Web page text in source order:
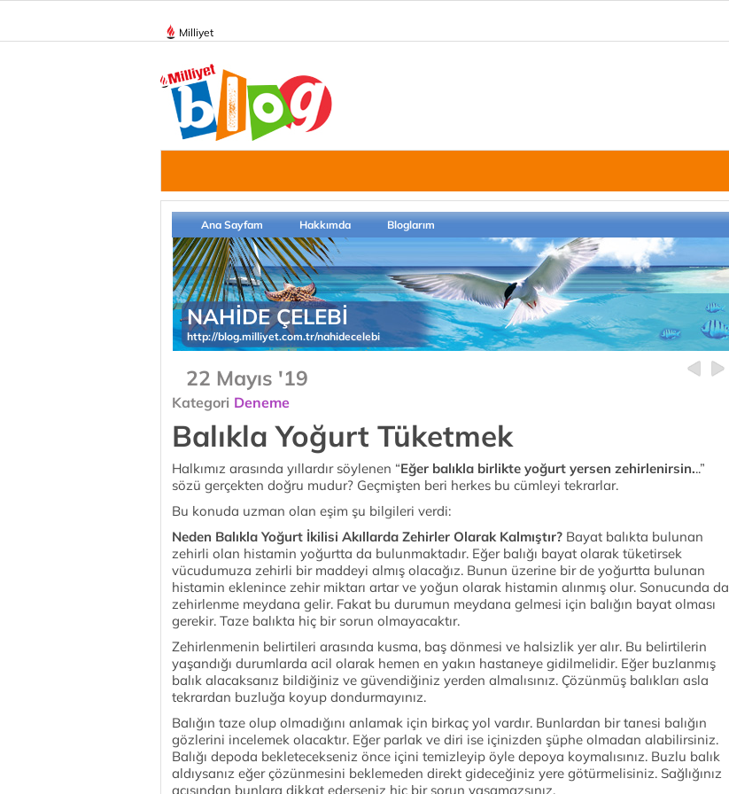
Milliyet
Ana Sayfam Hakkımda Bloglarım
NAHİDE ÇELEBİ
http://blog.milliyet.com.tr/nahidecelebi
22 Mayıs '19
Kategori Deneme
Balıkla Yoğurt Tüketmek
Halkımız arasında yıllardır söylenen “Eğer balıkla birlikte yoğurt yersen zehirlenirsin...”
sözü gerçekten doğru mudur? Geçmişten beri herkes bu cümleyi tekrarlar.
Bu konuda uzman olan eşim şu bilgileri verdi:
Neden Balıkla Yoğurt İkilisi Akıllarda Zehirler Olarak Kalmıştır? Bayat balıkta bulunan
zehirli olan histamin yoğurtta da bulunmaktadır. Eğer balığı bayat olarak tüketirsek
vücudumuza zehirli bir maddeyi almış olacağız. Bunun üzerine bir de yoğurtta bulunan
histamin eklenince zehir miktarı artar ve yoğun olarak histamin alınmış olur. Sonucunda da
zehirlenme meydana gelir. Fakat bu durumun meydana gelmesi için balığın bayat olması
gerekir. Taze balıkta hiç bir sorun olmayacaktır.
Zehirlenmenin belirtileri arasında kusma, baş dönmesi ve halsizlik yer alır. Bu belirtilerin
yaşandığı durumlarda acil olarak hemen en yakın hastaneye gidilmelidir. Eğer buzlanmış
balık alacaksanız bildiğiniz ve güvendiğiniz yerden almalısınız. Çözünmüş balıkları asla
tekrardan buzluğa koyup dondurmayınız.
Balığın taze olup olmadığını anlamak için birkaç yol vardır. Bunlardan bir tanesi balığın
gözlerini incelemek olacaktır. Eğer parlak ve diri ise içinizden şüphe olmadan alabilirsiniz.
Balığı depoda bekletecekseniz önce içini temizleyip öyle depoya koymalısınız. Buzlu balık
aldıysanız eğer çözünmesini beklemeden direkt gideceğiniz yere götürmelisiniz. Sağlığınız
açısından bunlara dikkat ederseniz hiç bir sorun yaşamazsınız.